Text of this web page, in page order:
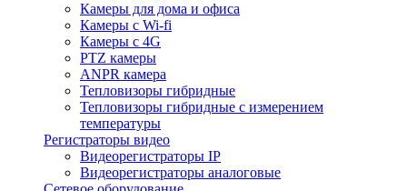
Камеры для дома и офиса
Камеры с Wi-fi
Камеры с 4G
PTZ камеры
ANPR камера
Тепловизоры гибридные
Тепловизоры гибридные c измерением
температуры
Регистраторы видео
Видеорегистраторы IP
Видеорегистраторы аналоговые